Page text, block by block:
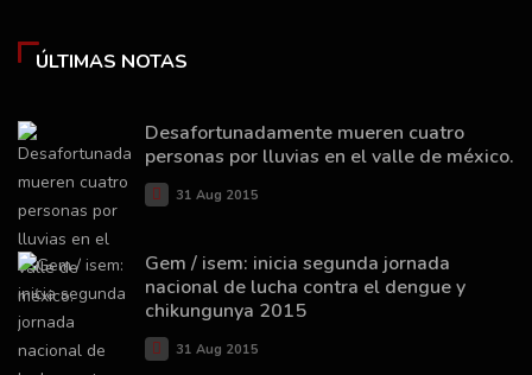
ÚLTIMAS NOTAS
Desafortunadamente mueren cuatro
personas por lluvias en el valle de méxico.
31 Aug 2015
Gem / isem: inicia segunda jornada
nacional de lucha contra el dengue y
chikungunya 2015
31 Aug 2015